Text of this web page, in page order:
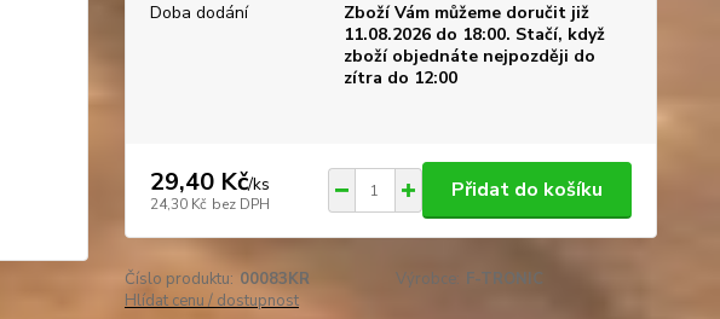
Doba dodání
Zboží Vám můžeme doručit již
11.08.2026 do 18:00. Stačí, když
zboží objednáte nejpozději do
zítra do 12:00
29,40 Kč/ks
24,30 Kč bez DPH
Přidat do košíku
Číslo produktu: 00083KR Výrobce: F-TRONIC
Hlídat cenu / dostupnost